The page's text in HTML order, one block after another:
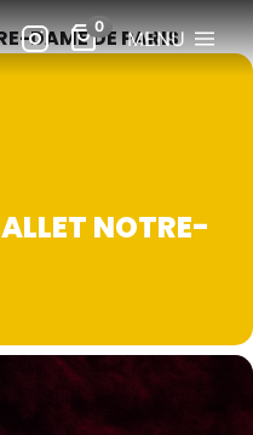
MENU
DAME DE PARIS
NOTRE-